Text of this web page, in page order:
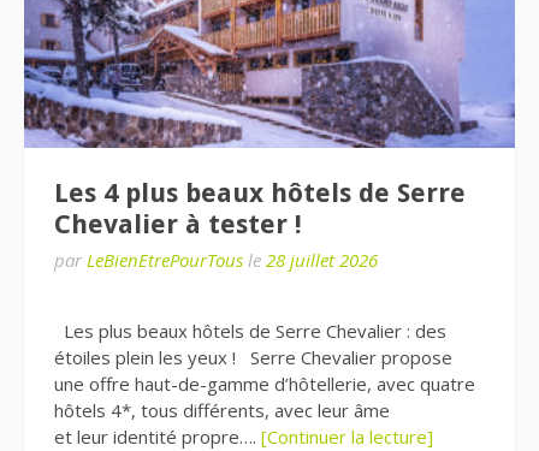
Les 4 plus beaux hôtels de Serre
Chevalier à tester !
par LeBienEtrePourTous le 28 juillet 2026
Les plus beaux hôtels de Serre Chevalier : des
étoiles plein les yeux ! Serre Chevalier propose
une offre haut-de-gamme d’hôtellerie, avec quatre
hôtels 4*, tous différents, avec leur âme
et leur identité propre…. [Continuer la lecture]